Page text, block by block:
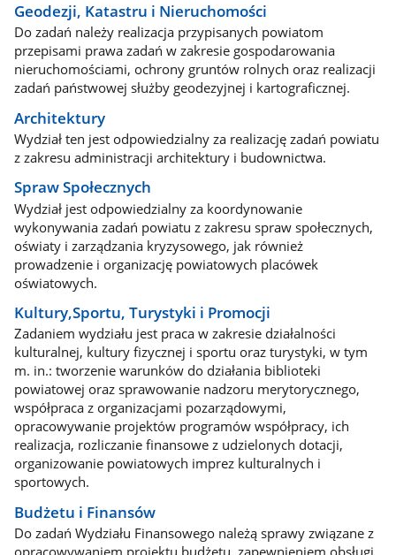
Geodezji, Katastru i Nieruchomości
Do zadań należy realizacja przypisanych powiatom
przepisami prawa zadań w zakresie gospodarowania
nieruchomościami, ochrony gruntów rolnych oraz realizacji
zadań państwowej służby geodezyjnej i kartograficznej.
Architektury
Wydział ten jest odpowiedzialny za realizację zadań powiatu
z zakresu administracji architektury i budownictwa.
Spraw Społecznych
Wydział jest odpowiedzialny za koordynowanie
wykonywania zadań powiatu z zakresu spraw społecznych,
oświaty i zarządzania kryzysowego, jak również
prowadzenie i organizację powiatowych placówek
oświatowych.
Kultury,Sportu, Turystyki i Promocji
Zadaniem wydziału jest praca w zakresie działalności
kulturalnej, kultury fizycznej i sportu oraz turystyki, w tym
m. in.: tworzenie warunków do działania biblioteki
powiatowej oraz sprawowanie nadzoru merytorycznego,
współpraca z organizacjami pozarządowymi,
opracowywanie projektów programów współpracy, ich
realizacja, rozliczanie finansowe z udzielonych dotacji,
organizowanie powiatowych imprez kulturalnych i
sportowych.
Budżetu i Finansów
Do zadań Wydziału Finansowego należą sprawy związane z